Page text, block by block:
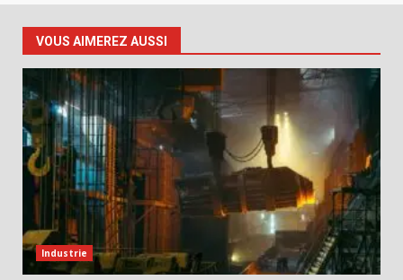
VOUS AIMEREZ AUSSI
Industrie